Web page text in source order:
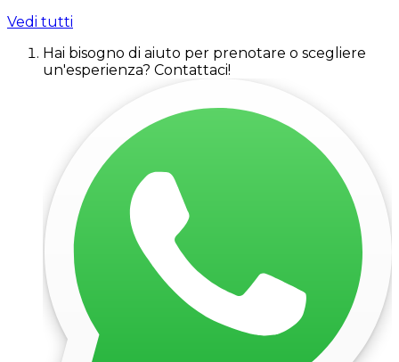
Vedi tutti
Hai bisogno di aiuto per prenotare o scegliere
un'esperienza? Contattaci!